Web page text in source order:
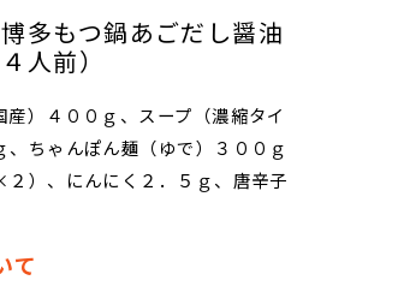
多もつ鍋あごだし醤油
人前）
）４００ｇ、スープ（濃縮タイ
、ちゃんぽん麺（ゆで）３００ｇ
２）、にんにく２．５ｇ、唐辛子
て